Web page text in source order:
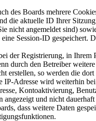
des Boards mehrere
die aktuelle ID Ihrer
nicht angemeldet sind)
Session-ID
der Registrierung, in
durch den Betreiber
erstellen, so werden die
Adresse wird weiterhin
Kontoaktivierung,
und nicht dauerhaft
dass weitere Daten